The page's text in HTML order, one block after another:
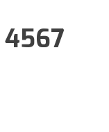
4567